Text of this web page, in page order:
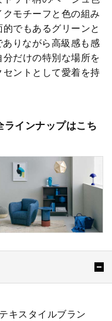
モチーフと色の組み
でもあるグリーンと
りながら高級感も感
だけの特別な場所を
ントとして愛着を持
インナップはこち
キスタイルブラン